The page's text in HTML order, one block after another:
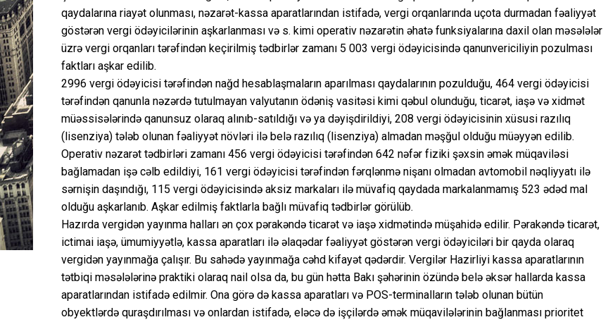
qaydalarına riayət olunması, nəzarət-kassa aparatlarından istifadə, vergi orqanlarında uçota durmadan fəaliyyət
göstərən vergi ödəyicilərinin aşkarlanması və s. kimi operativ nəzarətin əhatə funksiyalarına daxil olan məsələlər
üzrə vergi orqanları tərəfindən keçirilmiş tədbirlər zamanı 5 003 vergi ödəyicisində qanunvericiliyin pozulması
faktları aşkar edilib.
2996 vergi ödəyicisi tərəfindən nağd hesablaşmaların aparılması qaydalarının pozulduğu, 464 vergi ödəyicisi
tərəfindən qanunla nəzərdə tutulmayan valyutanın ödəniş vasitəsi kimi qəbul olunduğu, ticarət, iaşə və xidmət
müəssisələrində qanunsuz olaraq alınıb-satıldığı və ya dəyişdirildiyi, 208 vergi ödəyicisinin xüsusi razılıq
(lisenziya) tələb olunan fəaliyyət növləri ilə belə razılıq (lisenziya) almadan məşğul olduğu müəyyən edilib.
Operativ nəzarət tədbirləri zamanı 456 vergi ödəyicisi tərəfindən 642 nəfər fiziki şəxsin əmək müqaviləsi
bağlamadan işə cəlb edildiyi, 161 vergi ödəyicisi tərəfindən fərqlənmə nişanı olmadan avtomobil nəqliyyatı ilə
sərnişin daşındığı, 115 vergi ödəyicisində aksiz markaları ilə müvafiq qaydada markalanmamış 523 ədəd mal
olduğu aşkarlanıb. Aşkar edilmiş faktlarla bağlı müvafiq tədbirlər görülüb.
Hazırda vergidən yayınma halları ən çox pərakəndə ticarət və iaşə xidmətində müşahidə edilir. Pərakəndə ticarət,
ictimai iaşə, ümumiyyətlə, kassa aparatları ilə əlaqədar fəaliyyət göstərən vergi ödəyiciləri bir qayda olaraq
vergidən yayınmağa çalışır. Bu sahədə yayınmağa cəhd kifayət qədərdir. Vergilər Hazirliyi kassa aparatlarının
tətbiqi məsələlərinə praktiki olaraq nail olsa da, bu gün hətta Bakı şəhərinin özündə belə əksər hallarda kassa
aparatlarından istifadə edilmir. Ona görə də kassa aparatları və POS-terminalların tələb olunan bütün
obyektlərdə quraşdırılması və onlardan istifadə, eləcə də işçilərdə əmək müqavilələrinin bağlanması prioritet